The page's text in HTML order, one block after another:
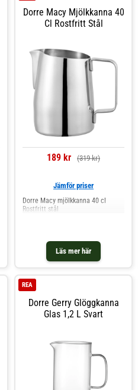
Dorre Macy Mjölkkanna 40
Cl Rostfritt Stål
189 kr (319 kr)
Läs mer här
Jämför priser
Dorre Macy mjölkkanna 40 cl
Rostfritt stål
Dorre Gerry Glöggkanna
Glas 1,2 L Svart
REA